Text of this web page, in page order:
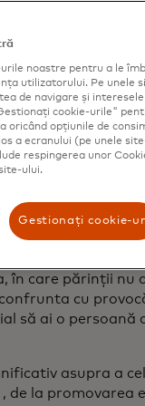
lor. Dar
guvernele și
sute de
un muncitor într-o
pentru a-
în care părinții nu
cu
să ai o persoană
asupra a
in a new tab
, de la promovarea
noastre pentru a le
utilizatorului. Pe unele
de navigare și
cookie-urile"
oricând opțiunile de
a ecranului (pe unele
respingerea unor
ului.
Gestionați cookie-